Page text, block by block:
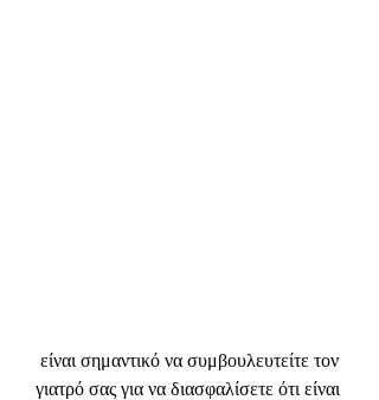
γιατρό σας για να διασφαλίσετε ότι είναι